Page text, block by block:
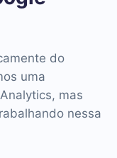
do
uma
mas
nessa